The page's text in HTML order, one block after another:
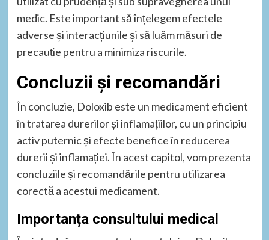
medic. Este important să înțelegem efectele
adverse și interacțiunile și să luăm măsuri de
precauție pentru a minimiza riscurile.
Concluzii și recomandări
În concluzie, Doloxib este un medicament eficient
în tratarea durerilor și inflamațiilor, cu un principiu
activ puternic și efecte benefice în reducerea
durerii și inflamației. În acest capitol, vom prezenta
concluziile și recomandările pentru utilizarea
corectă a acestui medicament.
Importanța consultului medical